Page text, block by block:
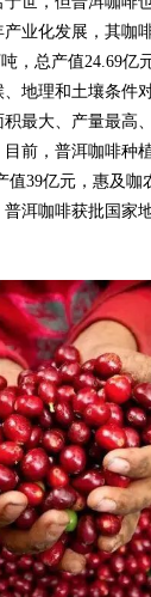
业化发展，其咖
，总产值24.69亿
地理和土壤条件
最大、产量最高
前，普洱咖啡种
值39亿元，惠及咖
洱咖啡获批国家